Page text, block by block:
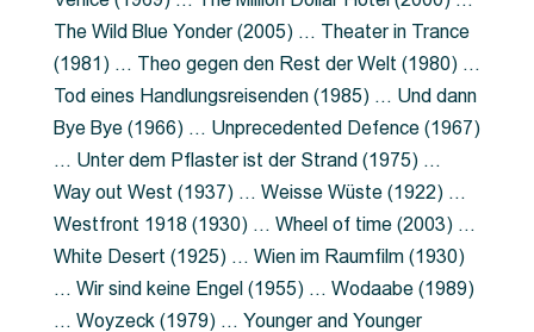
The Wild Blue Yonder (2005) … Theater in Trance
(1981) … Theo gegen den Rest der Welt (1980) …
Tod eines Handlungsreisenden (1985) … Und dann
Bye Bye (1966) … Unprecedented Defence (1967)
… Unter dem Pflaster ist der Strand (1975) …
Way out West (1937) … Weisse Wüste (1922) …
Westfront 1918 (1930) … Wheel of time (2003) …
White Desert (1925) … Wien im Raumfilm (1930)
… Wir sind keine Engel (1955) … Wodaabe (1989)
… Woyzeck (1979) … Younger and Younger